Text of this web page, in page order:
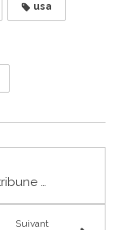
usa
Ma co-signature d'une tribune européenne pour sauver l'accord sur le programme nucléaire iranien
Suivant